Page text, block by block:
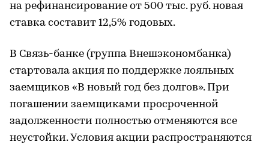
на рефинансирование от 500 тыс. руб. новая
ставка составит 12,5% годовых.
В Связь-банке (группа Внешэкономбанка)
стартовала акция по поддержке лояльных
заемщиков «В новый год без долгов». При
погашении заемщиками просроченной
задолженности полностью отменяются все
неустойки. Условия акции распространяются